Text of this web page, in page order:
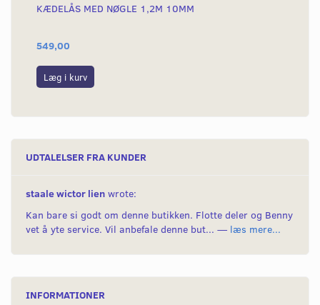
KÆDELÅS MED NØGLE 1,2M 10MM
549,00
Læg i kurv
UDTALELSER FRA KUNDER
staale wictor lien wrote:
Kan bare si godt om denne butikken. Flotte deler og Benny
vet å yte service. Vil anbefale denne but... — læs mere...
INFORMATIONER